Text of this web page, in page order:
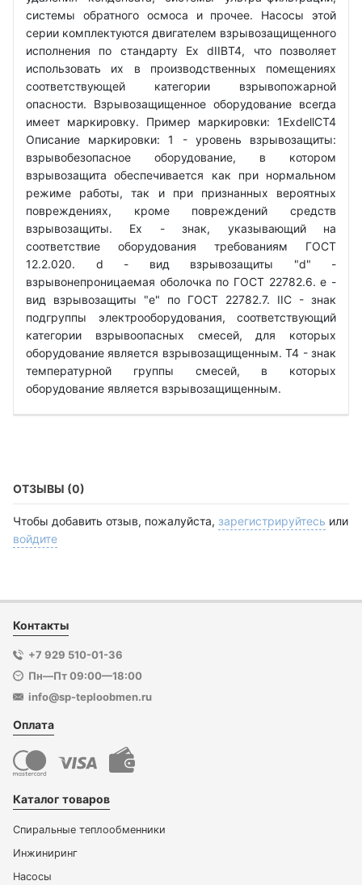
системы обратного осмоса и прочее. Насосы этой
серии комплектуются двигателем взрывозащищенного
исполнения по стандарту Ex dIIBT4, что позволяет
использовать их в производственных помещениях
соответствующей категории взрывопожарной
опасности. Взрывозащищенное оборудование всегда
имеет маркировку. Пример маркировки: 1ExdellCT4
Описание маркировки: 1 - уровень взрывозащиты:
взрывобезопасное оборудование, в котором
взрывозащита обеспечивается как при нормальном
режиме работы, так и при признанных вероятных
повреждениях, кроме повреждений средств
взрывозащиты. Ех - знак, указывающий на
соответствие оборудования требованиям ГОСТ
12.2.020. d - вид взрывозащиты "d" -
взрывонепроницаемая оболочка по ГОСТ 22782.6. е -
вид взрывозащиты "е" по ГОСТ 22782.7. IIС - знак
подгруппы электрооборудования, соответствующий
категории взрывоопасных смесей, для которых
оборудование является взрывозащищенным. Т4 - знак
температурной группы смесей, в которых
оборудование является взрывозащищенным.
ОТЗЫВЫ (0)
Чтобы добавить отзыв, пожалуйста, зарегистрируйтесь или
войдите
Контакты
+7 929 510-01-36
Пн—Пт 09:00—18:00
info@sp-teploobmen.ru
Оплата
Каталог товаров
Спиральные теплообменники
Инжиниринг
Насосы